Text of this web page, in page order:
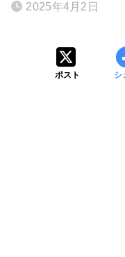
2025年4月2日
ポスト シ